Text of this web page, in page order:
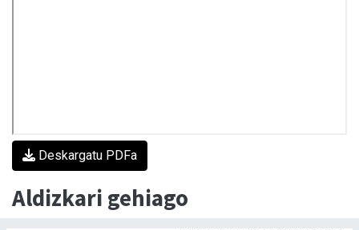
Deskargatu PDFa
Aldizkari gehiago